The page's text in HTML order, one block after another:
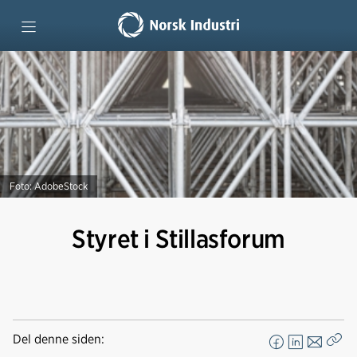
Foto: AdobeStock
Om Stillasforum
Stillasdagene
Alt om stillas
Styret i Stillasforum
Del denne siden:
F
L
E